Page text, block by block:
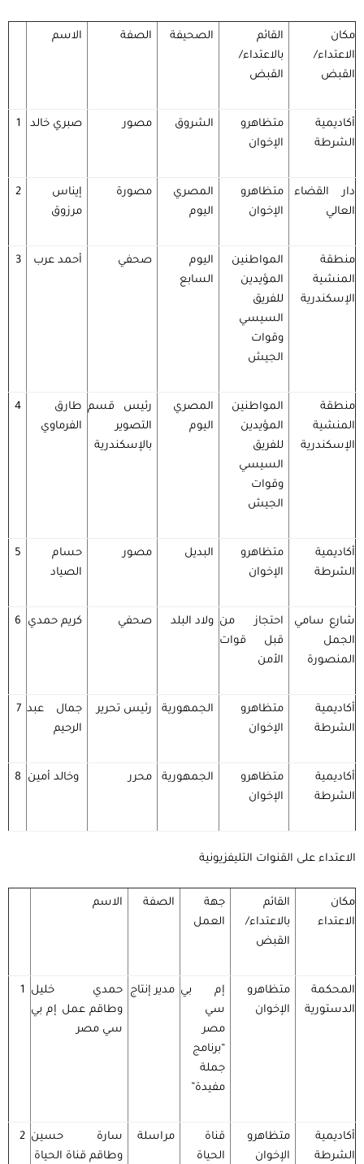
مكان
الاعتداء/
القبض
القائم
بالاعتداء/
القبض
الصحيفة الصفة الاسم
أكاديمية
الشرطة
متظاهرو
الإخوان
الشروق مصور صبري خالد
دار القضاء
العالي
متظاهرو
الإخوان
المصري
اليوم
مصورة
إيناس
مرزوق
2
منطقة
المنشية
الإسكندرية
المواطنين
المؤيدين
للفريق
السيسي
وقوات
الجيش
اليوم
السابع
صحفي أحمد عرب 3
منطقة
المنشية
الإسكندرية
المواطنين
المؤيدين
للفريق
السيسي
وقوات
الجيش
المصري
اليوم
رئيس قسم
التصوير
بالإسكندرية
طارق
الفرماوي
4
أكاديمية
الشرطة
متظاهرو
الإخوان
البديل مصور
حسام
الصياد
5
شارع سامي
الجمل
المنصورة
احتجاز من
قبل قوات
الأمن
ولاد البلد صحفي كريم حمدي 6
أكاديمية
الشرطة
متظاهرو
الإخوان
الجمهورية رئيس تحرير
جمال عبد
الرحيم
7
أكاديمية
الشرطة
متظاهرو
الإخوان
الجمهورية محرر وخالد أمين 8
الاعتداء على القنوات التليفزيونية
مكان
الاعتداء
القائم
بالاعتداء/
القبض
جهة
العمل
الصفة الاسم
المحكمة
الدستورية
متظاهرو
الإخوان
إم بي
سي
مصر
“برنامج
جملة
مفيدة”
مدير إنتاج
حمدي خليل
وطاقم عمل إم بي
سي مصر
أكاديمية
الشرطة
متظاهرو
الإخوان
قناة
الحياة
مراسلة
سارة حسين
وطاقم قناة الحياة
2